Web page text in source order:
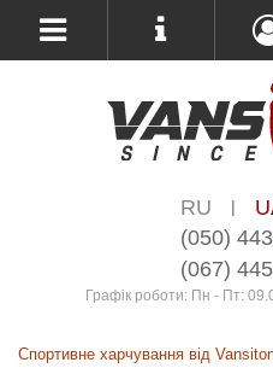
RU |
(050)
(067)
Графік роботи: Пн - Пт:
Спортивне харчування від